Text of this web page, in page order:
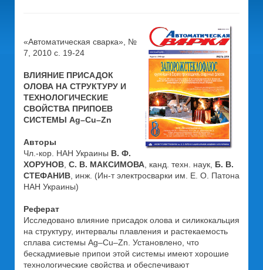
«Автоматическая сварка», №
7, 2010 с. 19-24
ВЛИЯНИЕ ПРИСАДОК
ОЛОВА НА СТРУКТУРУ И
ТЕХНОЛОГИЧЕСКИЕ
СВОЙСТВА ПРИПОЕВ
СИСТЕМЫ Ag–Cu–Zn
Авторы
Чл.-кор. НАН Украины В. Ф.
ХОРУНОВ С. В. МАКСИМОВА , канд. техн. наук, Б. В.
СТЕФАНИВ , инж. (Ин-т электросварки им. Е. О. Патона
НАН Украины)
Реферат
Исследовано влияние присадок олова и силикокальция
на структуру, интервалы плавления и растекаемость
сплава системы Ag–Cu–Zn. Установлено, что
бескадмиевые припои этой системы имеют хорошие
технологические свойства и обеспечивают